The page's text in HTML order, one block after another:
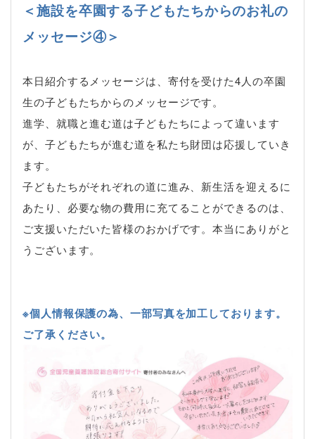
＜施設を卒園する子どもたちからのお礼の
メッセージ④＞
本日紹介するメッセージは、寄付を受けた4人の卒園
生の子どもたちからのメッセージです。
進学、就職と進む道は子どもたちによって違います
が、子どもたちが進む道を私たち財団は応援していき
ます。
子どもたちがそれぞれの道に進み、新生活を迎えるに
あたり、必要な物の費用に充てることができるのは、
ご支援いただいた皆様のおかげです。本当にありがと
うございます。
※個人情報保護の為、一部写真を加工しております。
ご了承ください。